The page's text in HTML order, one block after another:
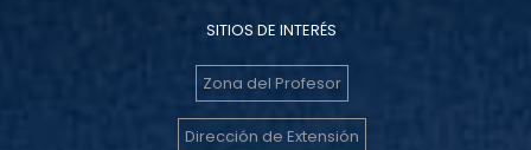
SITIOS DE INTERÉS
Zona del Profesor
Dirección de Extensión